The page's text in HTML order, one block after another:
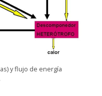
y flujo de energía